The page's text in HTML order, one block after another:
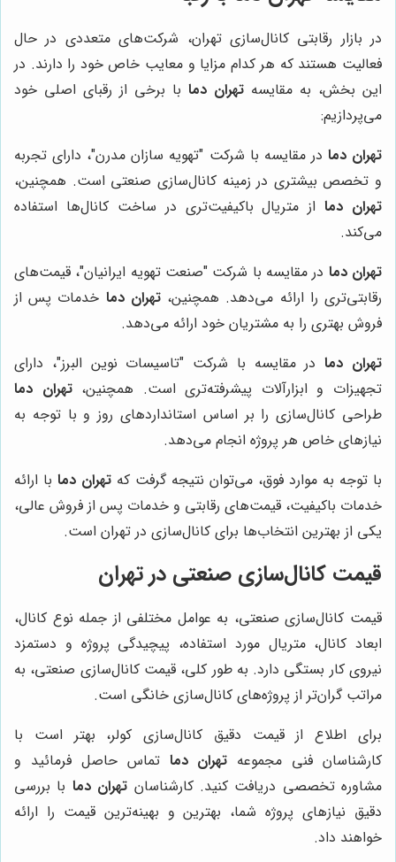
در بازار رقابتی کانال‌سازی تهران، شرکت‌های متعددی در حال
فعالیت هستند که هر کدام مزایا و معایب خاص خود را دارند. در
این بخش، به مقایسه تهران دما با برخی از رقبای اصلی خود
می‌پردازیم:
تهران دما در مقایسه با شرکت "تهویه سازان مدرن"، دارای تجربه
و تخصص بیشتری در زمینه کانال‌سازی صنعتی است. همچنین،
تهران دمااز متریال باکیفیت‌تری در ساخت کانال‌ها استفاده
می‌کند.
تهران دما در مقایسه با شرکت "صنعت تهویه ایرانیان"، قیمت‌های
رقابتی‌تری را ارائه می‌دهد. همچنین،تهران دما خدمات پس از
فروش بهتری را به مشتریان خود ارائه می‌دهد.
تهران دمادر مقایسه با شرکت "تاسیسات نوین البرز"، دارای
تجهیزات و ابزارآلات پیشرفته‌تری است. همچنین،تهران دما
طراحی کانال‌سازی را بر اساس استانداردهای روز و با توجه به
نیازهای خاص هر پروژه انجام می‌دهد.
با توجه به موارد فوق، می‌توان نتیجه گرفت که تهران دما با ارائه
خدمات باکیفیت، قیمت‌های رقابتی و خدمات پس از فروش عالی،
یکی از بهترین انتخاب‌ها برای کانال‌سازی در تهران است.
قیمت کانال‌سازی صنعتی در تهران
قیمت کانال‌سازی صنعتی، به عوامل مختلفی از جمله نوع کانال،
ابعاد کانال، متریال مورد استفاده، پیچیدگی پروژه و دستمزد
نیروی کار بستگی دارد. به طور کلی، قیمت کانال‌سازی صنعتی، به
مراتب گران‌تر از پروژه‌های کانال‌سازی خانگی است.
برای اطلاع از قیمت دقیق کانال‌سازی کولر، بهتر است با
کارشناسان فنی مجموعه تهران دما تماس حاصل فرمائید و
مشاوره تخصصی دریافت کنید. کارشناسان تهران دما با بررسی
دقیق نیازهای پروژه شما، بهترین و بهینه‌ترین قیمت را ارائه
خواهند داد.